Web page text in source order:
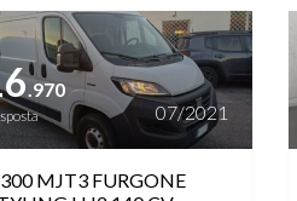
.970
07/2021
MJT3 FURGONE